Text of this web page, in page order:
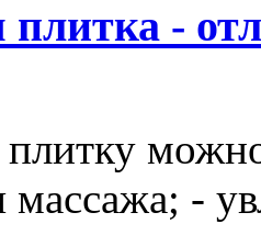
-
можно
массажа; -